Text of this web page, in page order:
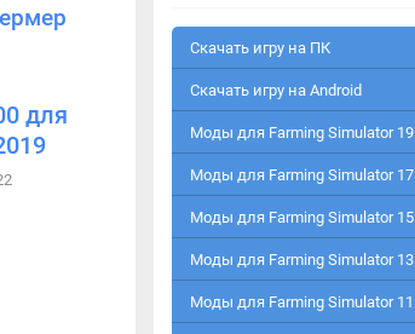
для
Скачать игру на ПК
Скачать игру на Android
Моды для Farming Simulator 19
Моды для Farming Simulator 17
Моды для Farming Simulator 15
Моды для Farming Simulator 13
Моды для Farming Simulator 11